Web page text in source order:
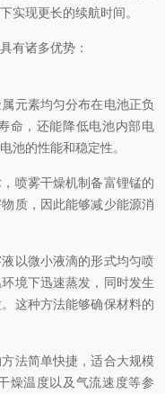
实现更长的续航时间。
有诸多优势：
元素均匀分布在电池正负
命，还能降低电池内部电
池的性能和稳定性。
喷雾干燥机制备富锂锰的
质，因此能够减少能源消
以微小液滴的形式均匀喷
境下迅速蒸发，同时发生
这种方法能够确保材料的
法简单快捷，适合大规模
燥温度以及气流速度等参